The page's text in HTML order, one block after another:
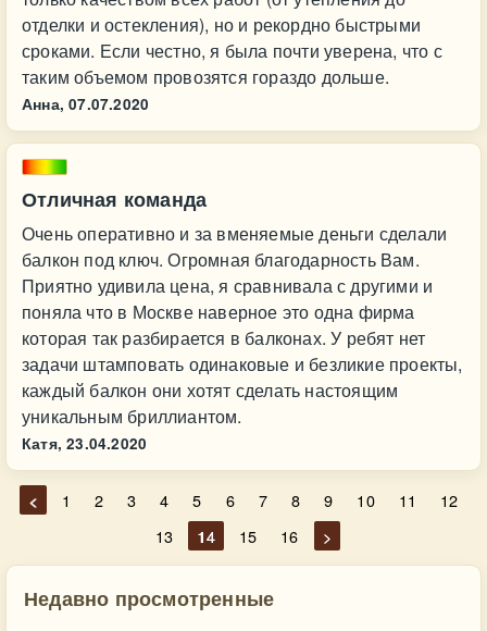
отделки и остекления), но и рекордно быстрыми
сроками. Если честно, я была почти уверена, что с
таким объемом провозятся гораздо дольше.
Анна, 07.07.2020
Отличная команда
Очень оперативно и за вменяемые деньги сделали
балкон под ключ. Огромная благодарность Вам.
Приятно удивила цена, я сравнивала с другими и
поняла что в Москве наверное это одна фирма
которая так разбирается в балконах. У ребят нет
задачи штамповать одинаковые и безликие проекты,
каждый балкон они хотят сделать настоящим
уникальным бриллиантом.
Катя, 23.04.2020
< 1 2 3 4 5 6 7 8 9 10 11
12
13
14 15 16 >
Недавно просмотренные